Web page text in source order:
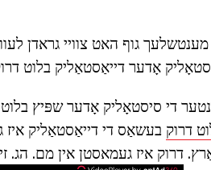
מענטשלעך גוף האט צוויי גראדן
אָדער דייאַסטאַליק בלוט
די סיסטאָליק אָדער שפּיץ
דרוק בעשאַס די דייאַסטאַליק איז
דרוק איז געמאסטן אין מם. הג. זייַל, די